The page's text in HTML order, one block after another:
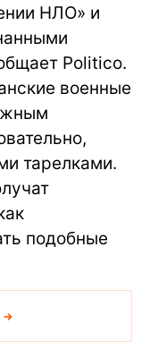
НЛО» и
Politico.
военные
тарелками.
подобные